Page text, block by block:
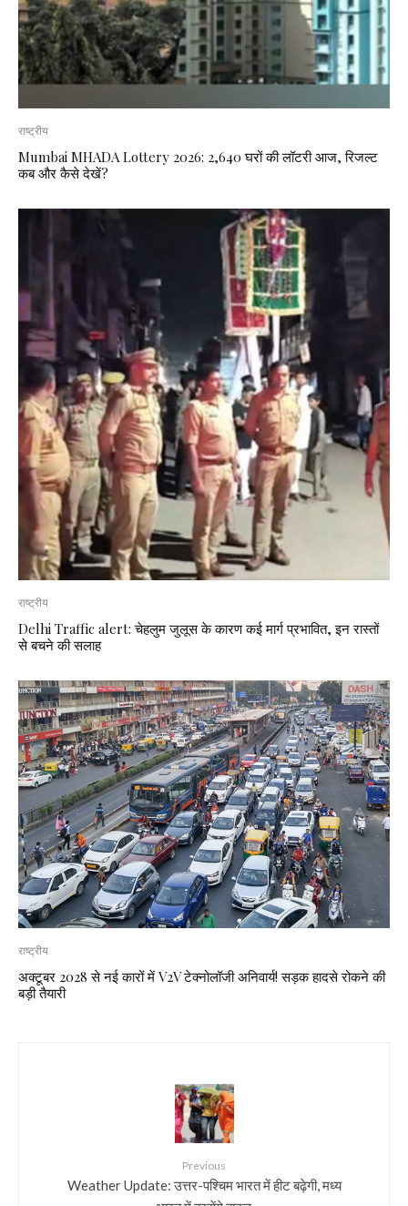
राष्ट्रीय
Mumbai MHADA Lottery 2026: 2,640 घरों की लॉटरी आज, रिजल्ट
कब और कैसे देखें?
राष्ट्रीय
Delhi Traffic alert: चेहलुम जुलूस के कारण कई मार्ग प्रभावित, इन रास्तों
से बचने की सलाह
राष्ट्रीय
अक्टूबर 2028 से नई कारों में V2V टेक्नोलॉजी अनिवार्य! सड़क हादसे रोकने की
बड़ी तैयारी
Previous
Weather Update: उत्तर-पश्चिम भारत में हीट बढ़ेगी, मध्य